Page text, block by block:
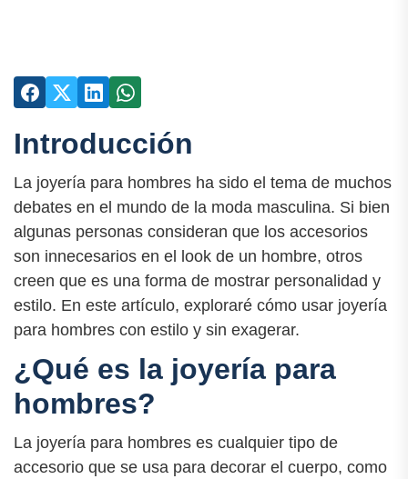
Introducción
La joyería para hombres ha sido el tema de muchos
debates en el mundo de la moda masculina. Si bien
algunas personas consideran que los accesorios
son innecesarios en el look de un hombre, otros
creen que es una forma de mostrar personalidad y
estilo. En este artículo, exploraré cómo usar joyería
para hombres con estilo y sin exagerar.
¿Qué es la joyería para
hombres?
La joyería para hombres es cualquier tipo de
accesorio que se usa para decorar el cuerpo, como